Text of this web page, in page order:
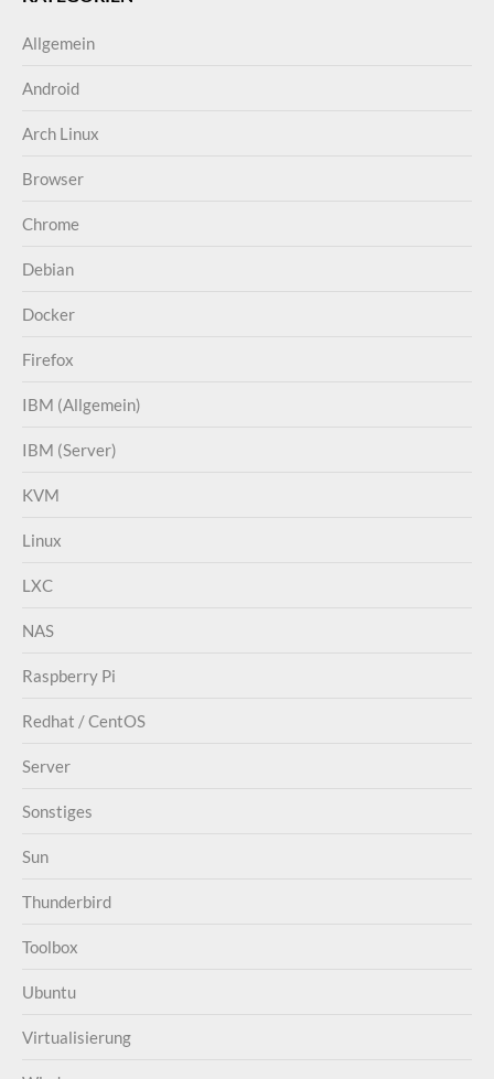
Allgemein
Android
Arch Linux
Browser
Chrome
Debian
Docker
Firefox
IBM (Allgemein)
IBM (Server)
KVM
Linux
LXC
NAS
Raspberry Pi
Redhat / CentOS
Server
Sonstiges
Sun
Thunderbird
Toolbox
Ubuntu
Virtualisierung